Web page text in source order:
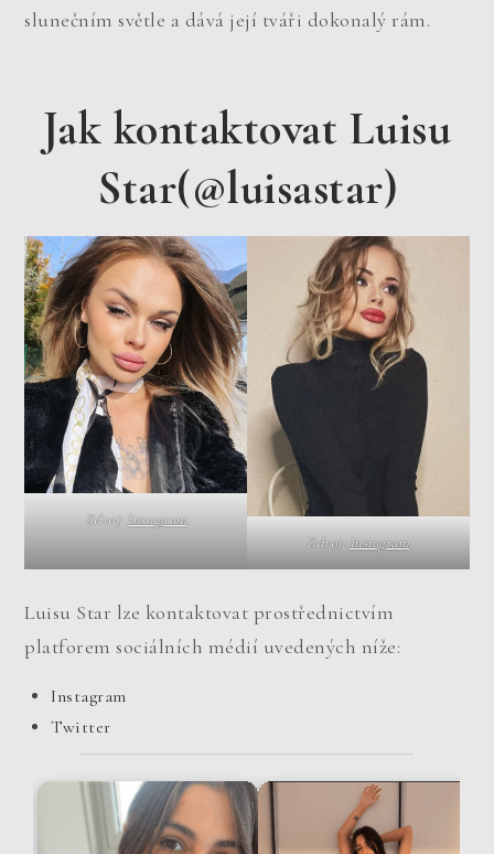
slunečním světle a dává její tváři dokonalý rám.
Jak kontaktovat Luisu
Star(@luisastar)
Zdroj:Instagram
Zdroj:Instagram
Luisu Star lze kontaktovat prostřednictvím
platforem sociálních médií uvedených níže:
Instagram
Twitter